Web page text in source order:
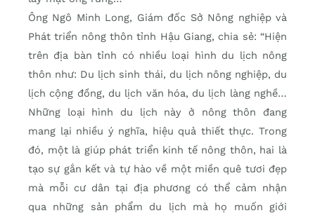
Ông Ngô Minh Long, Giám đốc Sở Nông nghiệp và
Phát triển nông thôn tỉnh Hậu Giang, chia sẻ: “Hiện
trên địa bàn tỉnh có nhiều loại hình du lịch nông
thôn như: Du lịch sinh thái, du lịch nông nghiệp, du
lịch cộng đồng, du lịch văn hóa, du lịch làng nghề…
Những loại hình du lịch này ở nông thôn đang
mang lại nhiều ý nghĩa, hiệu quả thiết thực. Trong
đó, một là giúp phát triển kinh tế nông thôn, hai là
tạo sự gắn kết và tự hào về một miền quê tươi đẹp
mà mỗi cư dân tại địa phương có thể cảm nhận
qua những sản phẩm du lịch mà họ muốn giới